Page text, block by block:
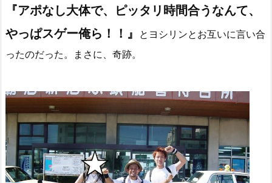
『アポなし大体で、ピッタリ時間合うなんて、
やっぱスゲー俺ら！！』
とヨシリンとお互いに言い合
ったのだった。まさに、奇跡。